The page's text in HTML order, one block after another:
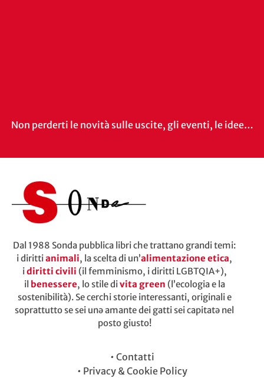
Non perderti le novità sulle uscite, gli eventi, le idee…
Dal 1988 Sonda pubblica libri che trattano grandi temi:
i dirittianimali, la scelta di un’alimentazione etica,
idiritti civili (il femminismo, i diritti LGBTQIA+),
il benessere, lo stile divita green (l’ecologia e la
sostenibilità). Se cerchi storie interessanti, originali e
soprattutto se sei unə amante dei gatti sei capitatə nel
posto giusto!
• Contatti
• Privacy & Cookie Policy